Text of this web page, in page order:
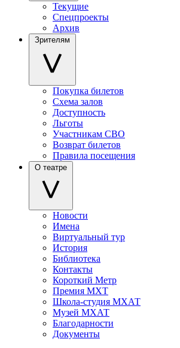
Текущие
Спецпроекты
Архив
Зрителям
Покупка билетов
Схема залов
Доступность
Льготы
Участникам СВО
Возврат билетов
Правила посещения
О театре
Новости
Имена
Виртуальный тур
История
Библиотека
Контакты
Короткий Метр
Премия МХТ
Школа-студия МХАТ
Музей МХАТ
Благодарности
Документы